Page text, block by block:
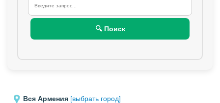
🔍 Поиск
Вся Армения [выбрать город]